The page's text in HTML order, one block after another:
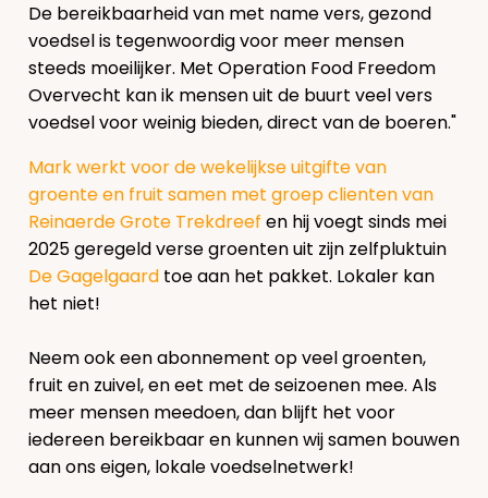
De bereikbaarheid van met name vers, gezond
voedsel is tegenwoordig voor meer mensen
steeds moeilijker. Met Operation Food Freedom
Overvecht kan ik mensen uit de buurt veel vers
voedsel voor weinig bieden, direct van de boeren."
Mark werkt voor de wekelijkse uitgifte van
groente en fruit samen met groep clienten van
Reinaerde Grote Trekdreef en hij voegt sinds mei
2025 geregeld verse groenten uit zijn zelfpluktuin
De Gagelgaard toe aan het pakket. Lokaler kan
het niet!
Neem ook een abonnement op veel groenten,
fruit en zuivel, en eet met de seizoenen mee. Als
meer mensen meedoen, dan blijft het voor
iedereen bereikbaar en kunnen wij samen bouwen
aan ons eigen, lokale voedselnetwerk!